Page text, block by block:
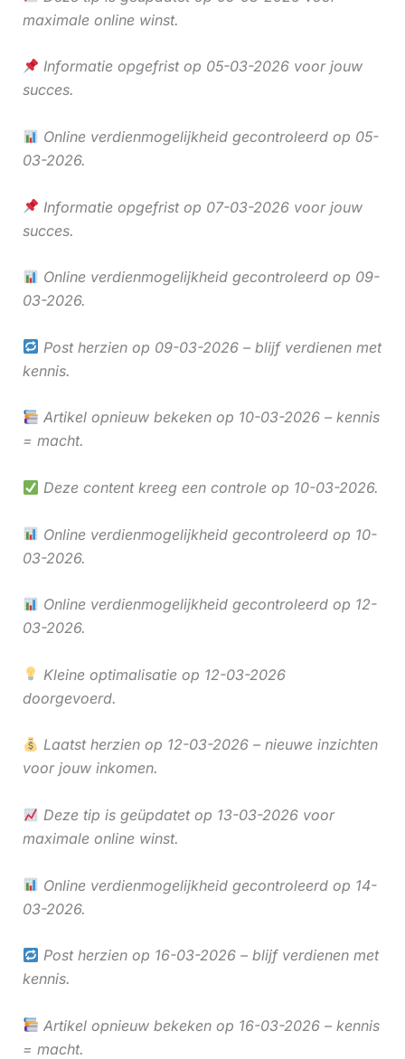
maximale online winst.
Informatie opgefrist op 05-03-2026 voor jouw
succes.
Online verdienmogelijkheid gecontroleerd op 05-
03-2026.
Informatie opgefrist op 07-03-2026 voor jouw
succes.
Online verdienmogelijkheid gecontroleerd op 09-
03-2026.
Post herzien op 09-03-2026 – blijf verdienen met
kennis.
Artikel opnieuw bekeken op 10-03-2026 – kennis
= macht.
Deze content kreeg een controle op 10-03-2026.
Online verdienmogelijkheid gecontroleerd op 10-
03-2026.
Online verdienmogelijkheid gecontroleerd op 12-
03-2026.
Kleine optimalisatie op 12-03-2026
doorgevoerd.
Laatst herzien op 12-03-2026 – nieuwe inzichten
voor jouw inkomen.
Deze tip is geüpdatet op 13-03-2026 voor
maximale online winst.
Online verdienmogelijkheid gecontroleerd op 14-
03-2026.
Post herzien op 16-03-2026 – blijf verdienen met
kennis.
Artikel opnieuw bekeken op 16-03-2026 – kennis
= macht.